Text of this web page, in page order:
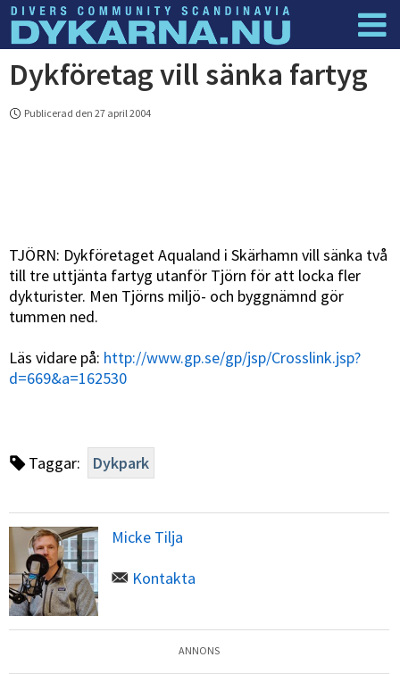
Dyknyheter Logga in
Dykföretag vill sänka fartyg
Publicerad den 27 april 2004
TJÖRN: Dykföretaget Aqualand i Skärhamn vill sänka två
till tre uttjänta fartyg utanför Tjörn för att locka fler
dykturister. Men Tjörns miljö- och byggnämnd gör
tummen ned.
Läs vidare på: http://www.gp.se/gp/jsp/Crosslink.jsp?
d=669&a=162530
Taggar: Dykpark
Micke Tilja
Kontakta
ANNONS